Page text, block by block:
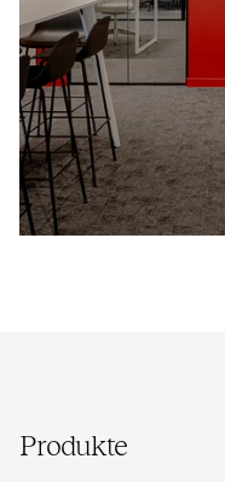
Produkte